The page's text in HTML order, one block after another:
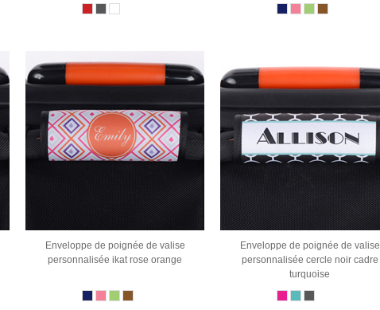
Enveloppe de poignée de valise
personnalisée ikat rose orange
Enveloppe de poignée de valise
personnalisée cercle noir cadre
turquoise